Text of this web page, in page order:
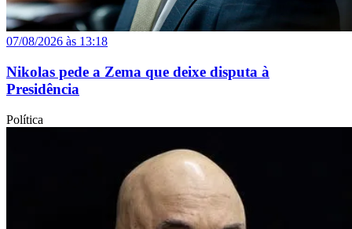
07/08/2026 às 13:18
Nikolas pede a Zema que deixe disputa à
Presidência
Política